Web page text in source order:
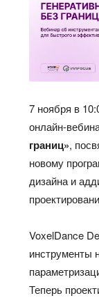
7 ноября в
онлайн-
границ»,
новому
дизайна и
VoxelDance
инструменты
Теперь